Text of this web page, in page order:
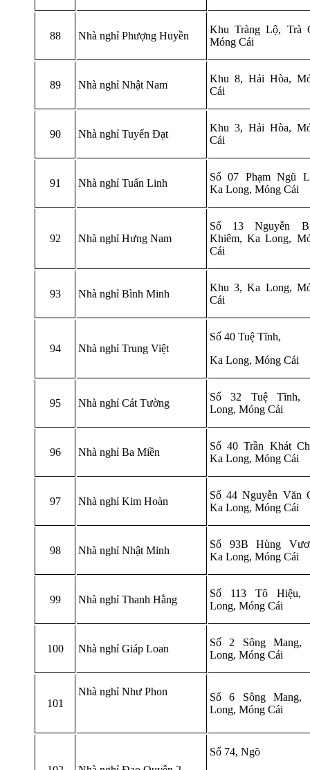
88 Nhà nghỉ Phượng Huyền
Khu Tràng Lộ, Trà
Móng Cái
89 Nhà nghỉ Nhật Nam
Khu 8, Hải Hòa,
Cái
90 Nhà nghỉ Tuyến Đạt
Khu 3, Hải Hòa,
Cái
91 Nhà nghỉ Tuấn Linh
Số 07 Phạm Ngũ
Ka Long, Móng Cái
92 Nhà nghỉ Hưng Nam
Số 13 Nguyễn
Khiêm, Ka Long,
Cái
93 Nhà nghỉ Bình Minh
Khu 3, Ka Long,
Cái
94 Nhà nghỉ Trung Việt
Số 40 Tuệ Tĩnh,
Ka Long, Móng Cái
95 Nhà nghỉ Cát Tường
Số 32 Tuệ Tĩnh,
Long, Móng Cái
96 Nhà nghỉ Ba Miền
Số 40 Trần Khát
Ka Long, Móng Cái
97 Nhà nghỉ Kim Hoàn
Số 44 Nguyễn Văn
Ka Long, Móng Cái
98 Nhà nghỉ Nhật Minh
Số 93B Hùng
Ka Long, Móng Cái
99 Nhà nghỉ Thanh Hằng
Số 113 Tô Hiệu,
Long, Móng Cái
100 Nhà nghỉ Giáp Loan
Số 2 Sông Mang,
Long, Móng Cái
101
Nhà nghỉ Như Phon
Số 6 Sông Mang,
Long, Móng Cái
Số 74, Ngõ